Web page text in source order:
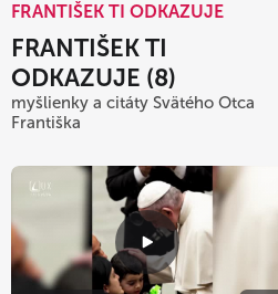
FRANTIŠEK TI ODKAZUJE
FRANTIŠEK TI
ODKAZUJE (8)
myšlienky a citáty Svätého Otca
Františka